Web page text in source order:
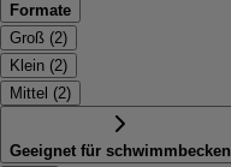
Formate
Groß (2)
Klein (2)
Mittel (2)
Geeignet für schwimmbecken